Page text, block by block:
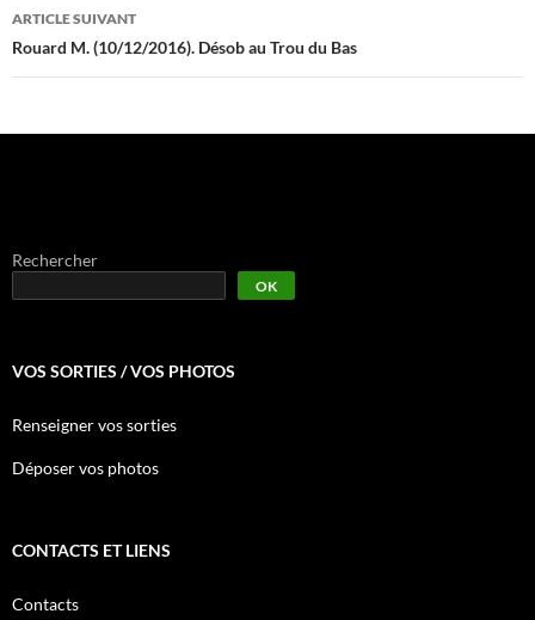
ARTICLE SUIVANT
Rouard M. (10/12/2016). Désob au Trou du Bas
Rechercher
OK
VOS SORTIES / VOS PHOTOS
Renseigner vos sorties
Déposer vos photos
CONTACTS ET LIENS
Contacts